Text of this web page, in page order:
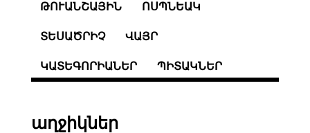
ԹՈՒԱՆՇԱՅԻՆ ՈՍՊՆԵԱԿ
ՏԵՍԱԾՐԻՉ ՎԱՅՐ
ԿԱՏԵԳՈՐԻԱՆԵՐ ՊԻՏԱԿՆԵՐ
աղջիկներ